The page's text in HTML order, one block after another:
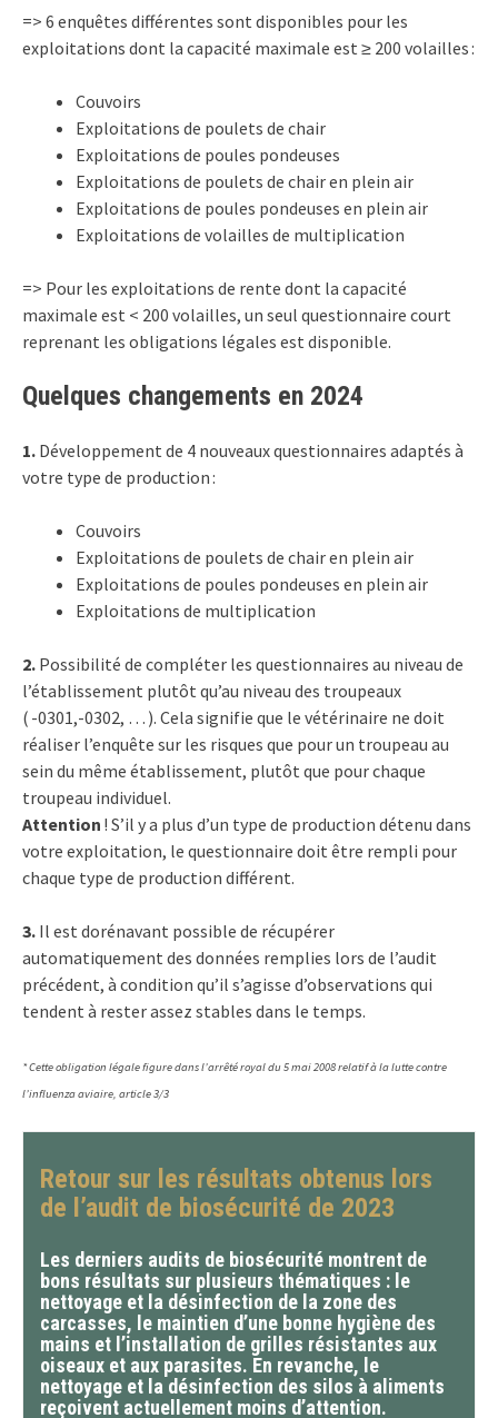
=> 6 enquêtes différentes sont disponibles pour les
exploitations dont la capacité maximale est ≥ 200 volailles :
Couvoirs
Exploitations de poulets de chair
Exploitations de poules pondeuses
Exploitations de poulets de chair en plein air
Exploitations de poules pondeuses en plein air
Exploitations de volailles de multiplication
=> Pour les exploitations de rente dont la capacité
maximale est < 200 volailles, un seul questionnaire court
reprenant les obligations légales est disponible.
Quelques changements en 2024
1. Développement de 4 nouveaux questionnaires adaptés à
votre type de production :
Couvoirs
Exploitations de poulets de chair en plein air
Exploitations de poules pondeuses en plein air
Exploitations de multiplication
2. Possibilité de compléter les questionnaires au niveau de
l’établissement plutôt qu’au niveau des troupeaux
( -0301,-0302, … ). Cela signifie que le vétérinaire ne doit
réaliser l’enquête sur les risques que pour un troupeau au
sein du même établissement, plutôt que pour chaque
troupeau individuel.
Attention ! S’il y a plus d’un type de production détenu dans
votre exploitation, le questionnaire doit être rempli pour
chaque type de production différent.
3. Il est dorénavant possible de récupérer
automatiquement des données remplies lors de l’audit
précédent, à condition qu’il s’agisse d’observations qui
tendent à rester assez stables dans le temps.
* Cette obligation légale figure dans l’arrêté royal du 5 mai 2008 relatif à la lutte contre
l’influenza aviaire, article 3/3
Retour sur les résultats obtenus lors
de l’audit de biosécurité de 2023
Les derniers audits de biosécurité montrent de
bons résultats sur plusieurs thématiques : le
nettoyage et la désinfection de la zone des
carcasses, le maintien d’une bonne hygiène des
mains et l’installation de grilles résistantes aux
oiseaux et aux parasites. En revanche, le
nettoyage et la désinfection des silos à aliments
reçoivent actuellement moins d’attention.